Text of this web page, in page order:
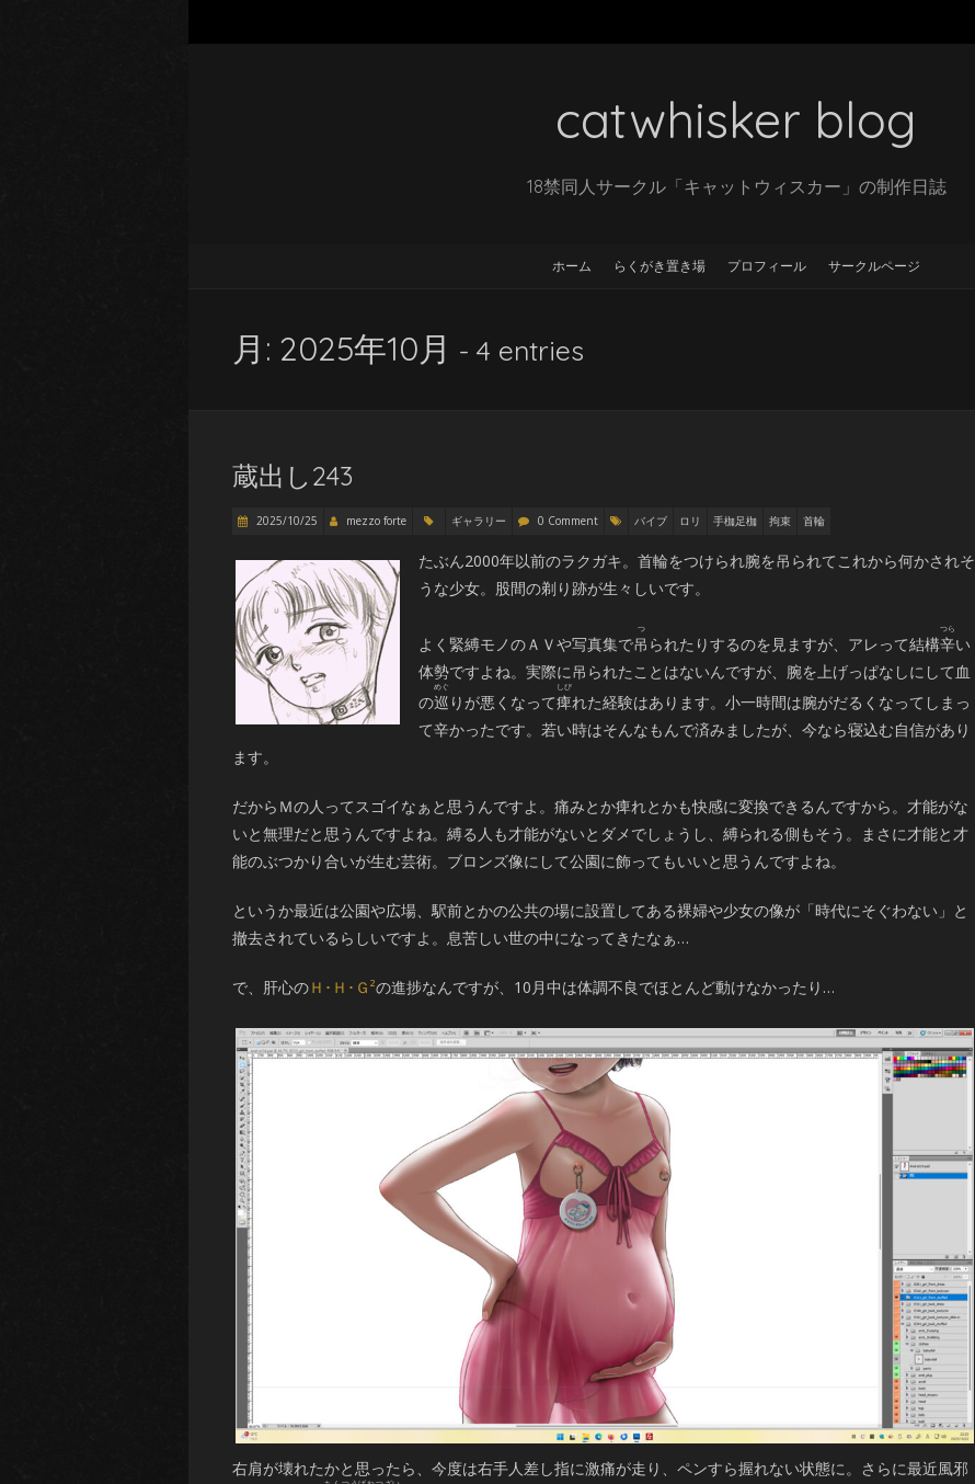
catwhisker blog
18禁同人サークル「キャットウィスカー」の制作日誌
ホーム らくがき置き場 プロフィール サークルページ
月: 2025年10月 - 4 entries
蔵出し243
2025/10/25 mezzo forte ギャラリー 0 Comment バイブ ロリ 手枷足枷 拘束 首輪
たぶん2000年以前のラクガキ。首輪をつけられ腕を吊られてこれから何かされそ
うな少女。股間の剃り跡が生々しいです。
よく緊縛モノのＡＶや写真集で吊 られたりするのを見ますが、アレって結構辛い
体勢ですよね。実際に吊られたことはないんですが、腕を上げっぱなしにして血
の巡
めぐ
りが悪くなって痺れた経験はあります。小一時間は腕がだるくなってしまっ
て辛かったです。若い時はそんなもんで済みましたが、今なら寝込む自信があり
ます。
だからＭの人ってスゴイなぁと思うんですよ。痛みとか痺れとかも快感に変換できるんですから。才能がな
いと無理だと思うんですよね。縛る人も才能がないとダメでしょうし、縛られる側もそう。まさに才能と才
能のぶつかり合いが生む芸術。ブロンズ像にして公園に飾ってもいいと思うんですよね。
というか最近は公園や広場、駅前とかの公共の場に設置してある裸婦や少女の像が「時代にそぐわない」と
撤去されているらしいですよ。息苦しい世の中になってきたなぁ…
で、肝心のＨ･Ｈ･Ｇ²の進捗なんですが、10月中は体調不良でほとんど動けなかったり…
右肩が壊れたかと思ったら、今度は右手人差し指に激痛が走り、ペンすら握れない状態に。さらに最近風邪